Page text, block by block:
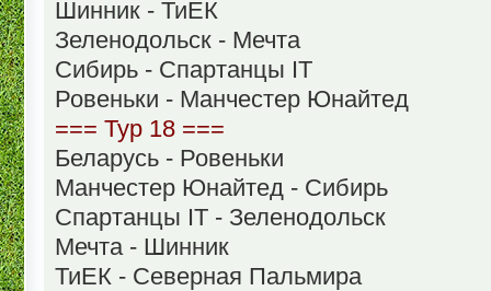
Шинник - ТиЕК
Зеленодольск - Мечта
Сибирь - Спартанцы IT
Ровеньки - Манчестер Юнайтед
=== Тур 18 ===
Беларусь - Ровеньки
Манчестер Юнайтед - Сибирь
Спартанцы IT - Зеленодольск
Мечта - Шинник
ТиЕК - Северная Пальмира